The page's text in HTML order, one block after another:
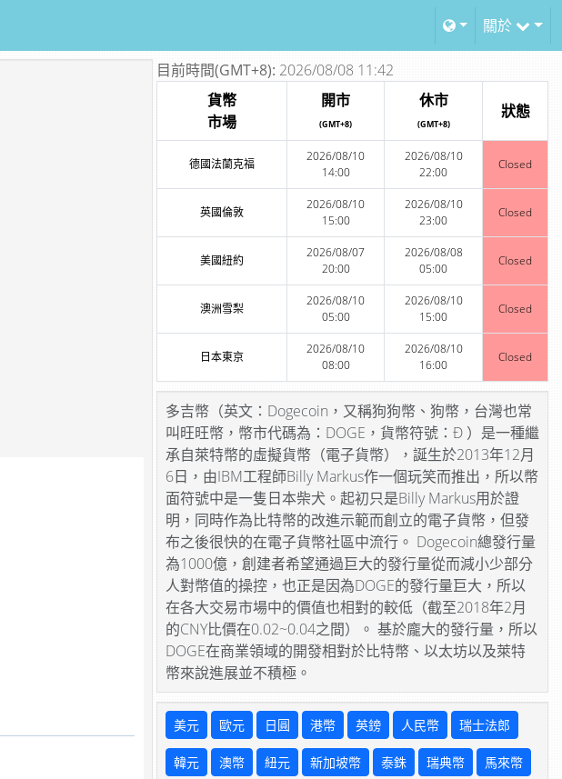
關於
目前時間(GMT+8): 2026/08/08 11:42
貨幣
市場
開市
(GMT+8)
休市
(GMT+8)
狀態
德國法蘭克福
2026/08/10
14:00
2026/08/10
22:00
Closed
英國倫敦
2026/08/10
15:00
2026/08/10
23:00
Closed
美國紐約
2026/08/07
20:00
2026/08/08
05:00
Closed
澳洲雪梨
2026/08/10
05:00
2026/08/10
15:00
Closed
日本東京
2026/08/10
08:00
2026/08/10
16:00
Closed
多吉幣（英文：Dogecoin，又稱狗狗幣、狗幣，台灣也常
叫旺旺幣，幣市代碼為：DOGE，貨幣符號：Ð ）是一種繼
承自萊特幣的虛擬貨幣（電子貨幣），誕生於2013年12月
6日，由IBM工程師Billy Markus作一個玩笑而推出，所以幣
面符號中是一隻日本柴犬。起初只是Billy Markus用於證
明，同時作為比特幣的改進示範而創立的電子貨幣，但發
布之後很快的在電子貨幣社區中流行。 Dogecoin總發行量
為1000億，創建者希望通過巨大的發行量從而減小少部分
人對幣值的操控，也正是因為DOGE的發行量巨大，所以
在各大交易市場中的價值也相對的較低（截至2018年2月
的CNY比價在0.02~0.04之間）。 基於龐大的發行量，所以
DOGE在商業領域的開發相對於比特幣、以太坊以及萊特
幣來說進展並不積極。
美元 歐元 日圓 港幣 英鎊 人民幣 瑞士法郎
韓元 澳幣 紐元 新加坡幣 泰銖 瑞典幣 馬來幣